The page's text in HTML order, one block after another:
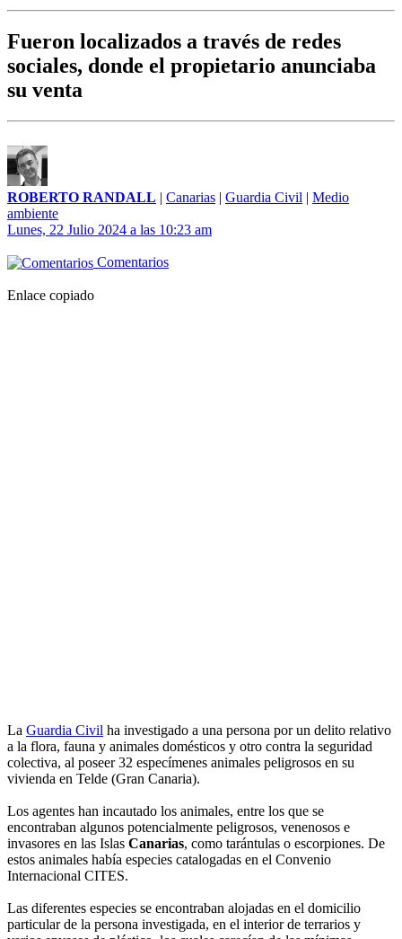
Fueron localizados a través de redes
sociales, donde el propietario anunciaba
su venta
ROBERTO RANDALL | Canarias | Guardia Civil | Medio
ambiente
Lunes, 22 Julio 2024 a las 10:23 am
Comentarios
Enlace copiado
La Guardia Civil ha investigado a una persona por un delito relativo
a la flora, fauna y animales domésticos y otro contra la seguridad
colectiva, al poseer 32 especímenes animales peligrosos en su
vivienda en Telde (Gran Canaria).
Los agentes han incautado los animales, entre los que se
encontraban algunos potencialmente peligrosos, venenosos e
invasores en las Islas Canarias, como tarántulas o escorpiones. De
estos animales había especies catalogadas en el Convenio
Internacional CITES.
Las diferentes especies se encontraban alojadas en el domicilio
particular de la persona investigada, en el interior de terrarios y